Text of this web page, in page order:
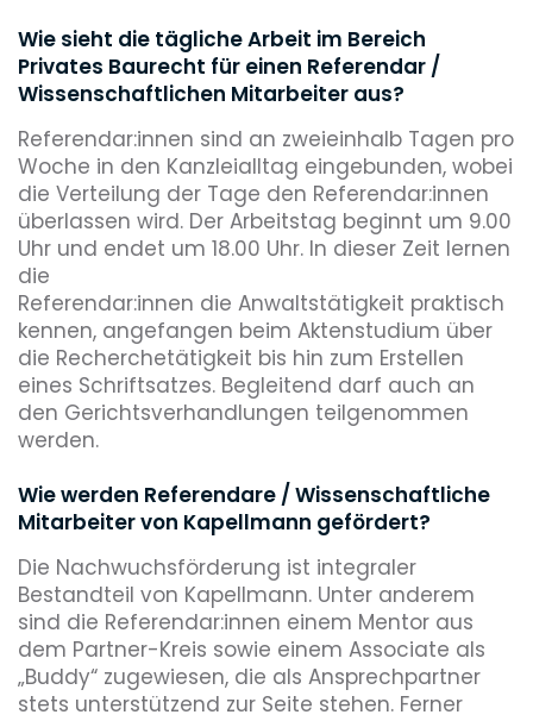
Wie sieht die tägliche Arbeit im Bereich
Privates Baurecht für einen Referendar /
Wissenschaftlichen Mitarbeiter aus?
Referendar:innen sind an zweieinhalb Tagen pro
Woche in den Kanzleialltag eingebunden, wobei
die Verteilung der Tage den Referendar:innen
überlassen wird. Der Arbeitstag beginnt um 9.00
Uhr und endet um 18.00 Uhr. In dieser Zeit lernen
die
Referendar:innen die Anwaltstätigkeit praktisch
kennen, angefangen beim Aktenstudium über
die Recherchetätigkeit bis hin zum Erstellen
eines Schriftsatzes. Begleitend darf auch an
den Gerichtsverhandlungen teilgenommen
werden.
Wie werden Referendare / Wissenschaftliche
Mitarbeiter von Kapellmann gefördert?
Die Nachwuchsförderung ist integraler
Bestandteil von Kapellmann. Unter anderem
sind die Referendar:innen einem Mentor aus
dem Partner-Kreis sowie einem Associate als
„Buddy“ zugewiesen, die als Ansprechpartner
stets unterstützend zur Seite stehen. Ferner